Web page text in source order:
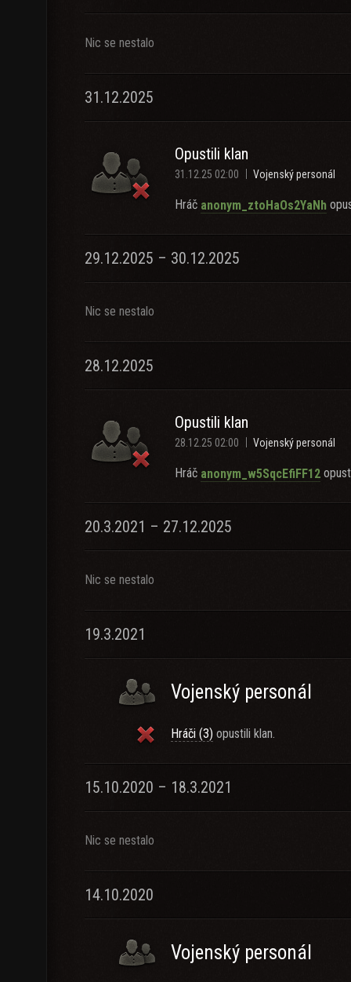
Nic se nestalo
31.12.2025
Opustili klan
31.12.25 02:00 Vojenský personál
Hráč anonym_ztoHaOs2YaNh
29.12.2025 – 30.12.2025
Nic se nestalo
28.12.2025
Opustili klan
28.12.25 02:00 Vojenský personál
Hráč anonym_w5SqcEfiFF12
20.3.2021 – 27.12.2025
Nic se nestalo
19.3.2021
Vojenský personál
Hráči (3) opustili klan.
15.10.2020 – 18.3.2021
Nic se nestalo
14.10.2020
Vojenský personál